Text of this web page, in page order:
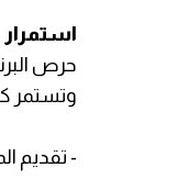
​حرص
وتستمر
- ​تقديم